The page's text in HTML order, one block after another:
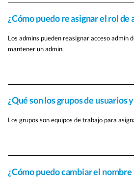
¿Cómo puedo re asignar el rol
Los admins pueden reasignar acceso admin
mantener un admin.
¿Qué son los grupos de usuarios
Los grupos son equipos de trabajo para
¿Cómo puedo cambiar el